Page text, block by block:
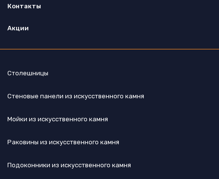
Контакты
Акции
Столешницы
Стеновые панели из искусственного камня
Мойки из искусственного камня
Раковины из искусственного камня
Подоконники из искусственного камня